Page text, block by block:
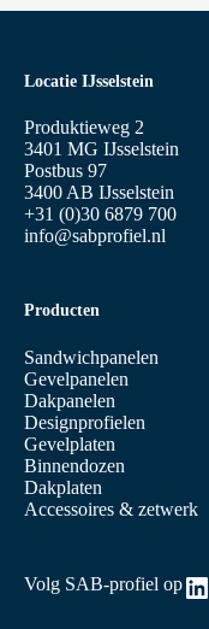
Locatie IJsselstein
Produktieweg 2
3401 MG IJsselstein
Postbus 97
3400 AB IJsselstein
+31 (0)30 6879 700
info@sabprofiel.nl
Producten
Sandwichpanelen
Gevelpanelen
Dakpanelen
Designprofielen
Gevelplaten
Binnendozen
Dakplaten
Accessoires & zetwerk
Volg SAB-profiel op